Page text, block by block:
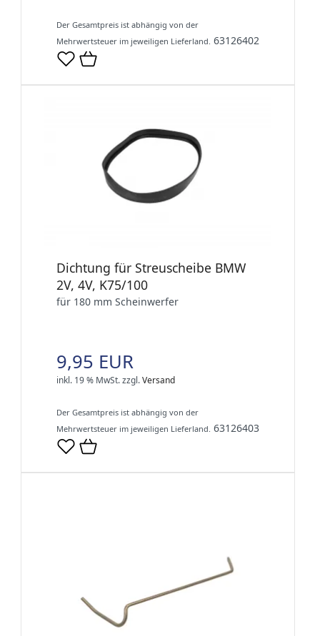
Der Gesamtpreis ist abhängig von der
Mehrwertsteuer im jeweiligen Lieferland. 63126402
Dichtung für Streuscheibe BMW
2V, 4V, K75/100
für 180 mm Scheinwerfer
9,95 EUR
inkl. 19 % MwSt.zzgl.Versand
Der Gesamtpreis ist abhängig von der
Mehrwertsteuer im jeweiligen Lieferland. 63126403